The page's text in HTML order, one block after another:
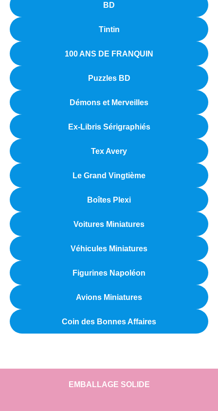
BD
Tintin
100 ANS DE FRANQUIN
Puzzles BD
Démons et Merveilles
Ex-Libris Sérigraphiés
Tex Avery
Le Grand Vingtième
Boîtes Plexi
Voitures Miniatures
Véhicules Miniatures
Figurines Napoléon
Avions Miniatures
Coin des Bonnes Affaires
EMBALLAGE SOLIDE